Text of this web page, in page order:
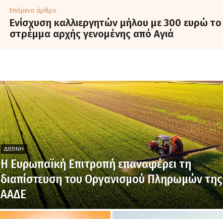
Επόμενο άρθρο
Ενίσχυση καλλιεργητών μήλου με 300 ευρώ το
στρέμμα αρχής γενομένης από Αγιά
ΔΙΕΘΝΉ
H Ευρωπαϊκή Επιτροπή επαναφέρει τη
διαπίστευση του Οργανισμού Πληρωμών της
ΑΑΔΕ